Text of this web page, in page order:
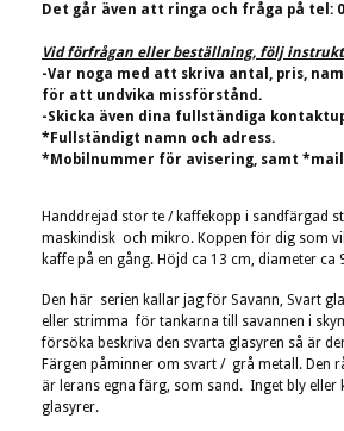
Det går även att ringa och fråga på tel:
Vid förfrågan eller beställning, följ
-Var noga med att skriva antal, pris,
för att undvika missförstånd.
-Skicka även dina fullständiga
*Fullständigt namn och adress.
*Mobilnummer för avisering, samt
Handdrejad stor te / kaffekopp i sandfärgad
maskindisk och mikro. Koppen för dig som
kaffe på en gång. Höjd ca 13 cm, diameter ca
Den här serien kallar jag för Savann, Svart
eller strimma för tankarna till savannen i
försöka beskriva den svarta glasyren så är
Färgen påminner om svart / grå metall. Den
är lerans egna färg, som sand. Inget bly eller
glasyrer.